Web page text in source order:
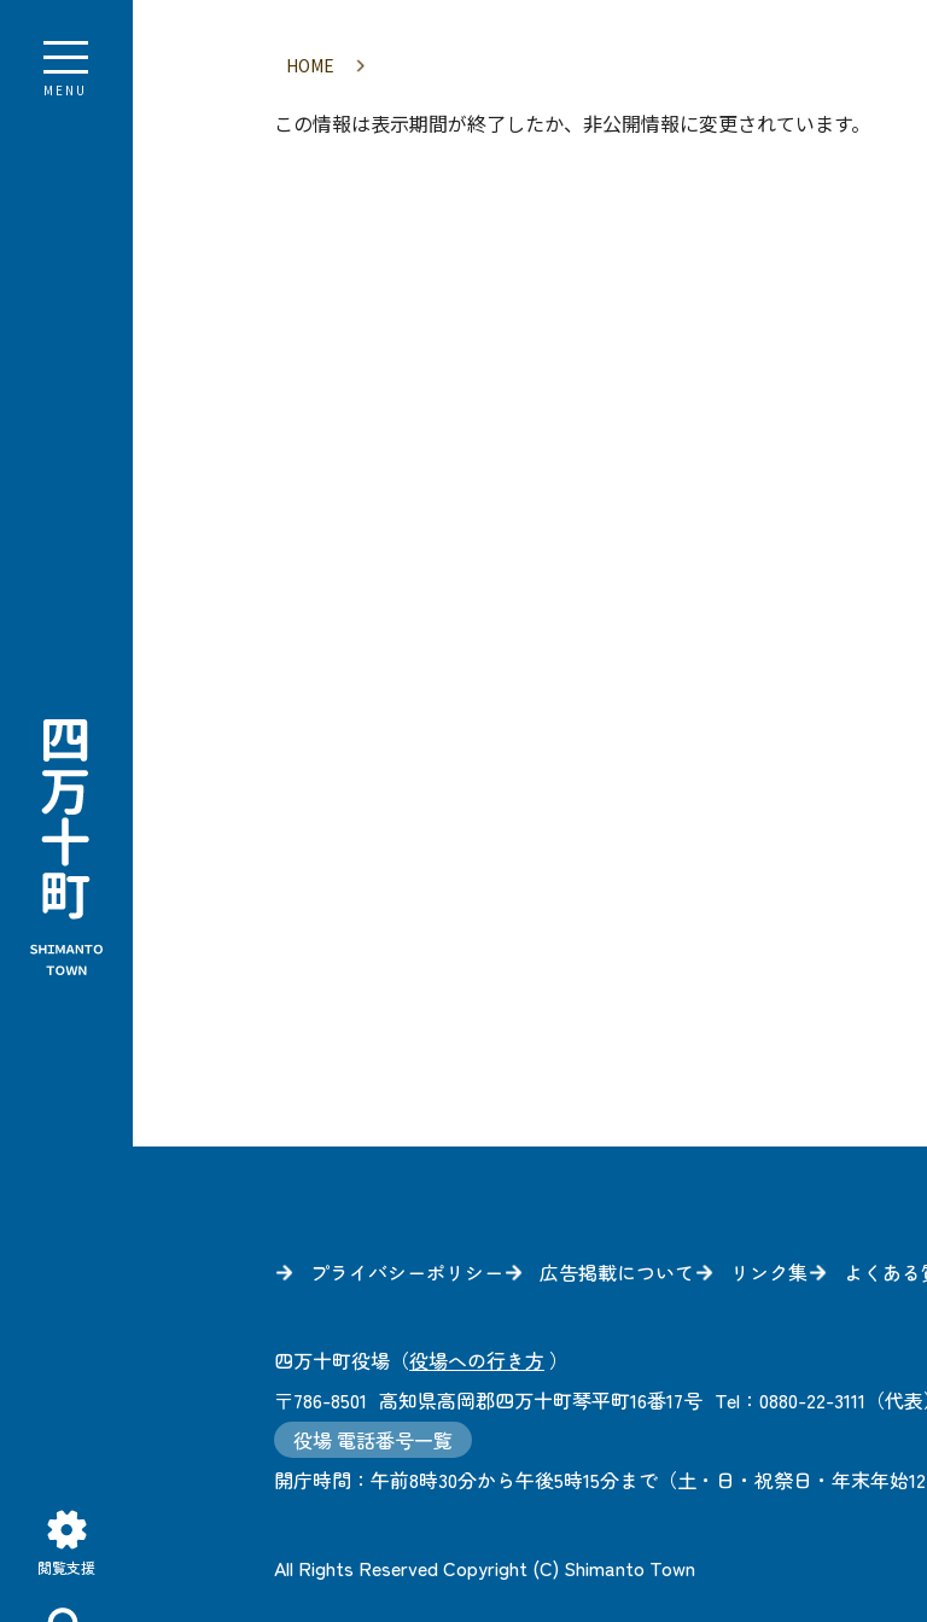
MENU
閲覧支援
HOME
この情報は表示期間が終了したか、非公開情報に変更されています。
プライバシーポリシー 広告掲載について リンク集 よくある
四万十町役場 （役場への行き方 ）
〒786-8501 高知県高岡郡四万十町琴平町16番17号 Tel：0880-22-3111（代表
役場 電話番号一覧
開庁時間： 午前8時30分から午後5時15分まで （土・日・祝祭日・年末年始
All Rights Reserved Copyright (C) Shimanto Town